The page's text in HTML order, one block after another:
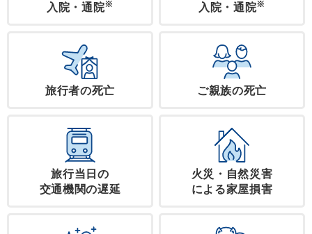
入院・通院※
入院・通院※
旅行者の死亡 ご親族の死亡
旅行当日の
交通機関の遅延
火災・自然災害
による家屋損害